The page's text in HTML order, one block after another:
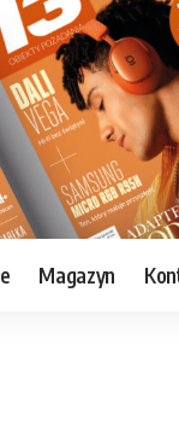
Magazyn